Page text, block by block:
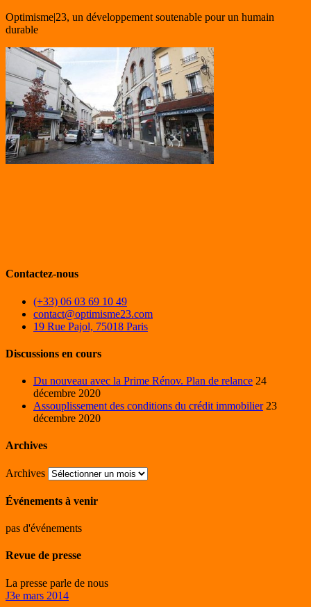
Optimisme|23, un développement soutenable pour un humain
durable
Contactez-nous
(+33) 06 03 69 10 49
contact@optimisme23.com
19 Rue Pajol, 75018 Paris
Discussions en cours
Du nouveau avec la Prime Rénov. Plan de relance 24
décembre 2020
Assouplissement des conditions du crédit immobilier 23
décembre 2020
Archives
Archives
Événements à venir
pas d'événements
Revue de presse
La presse parle de nous
J3e mars 2014